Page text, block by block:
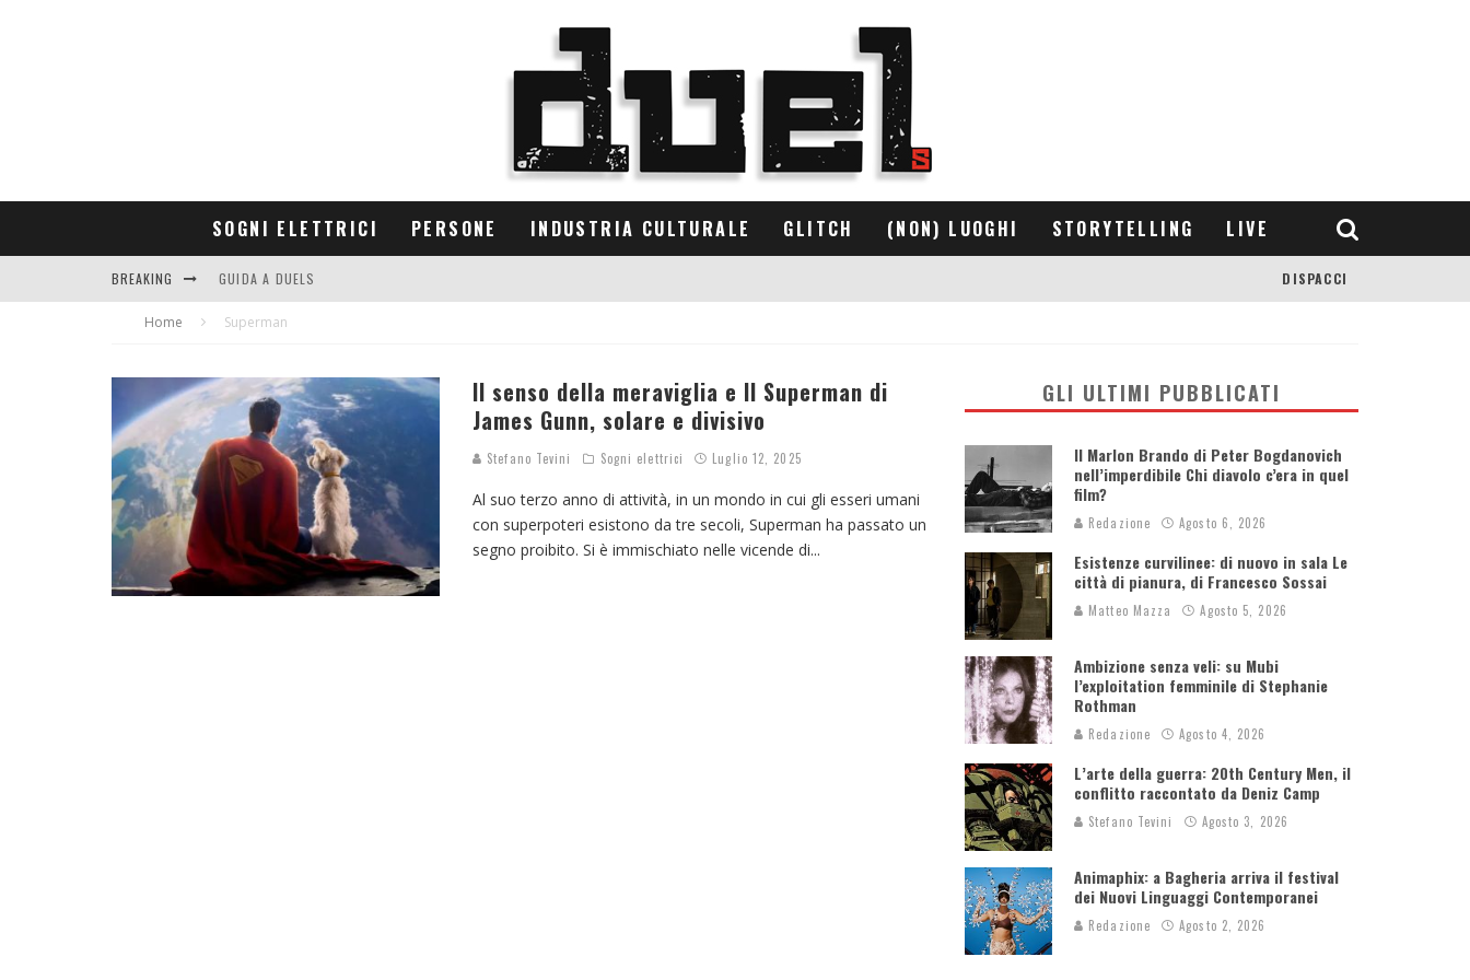
SOGNI ELETTRICI PERSONE INDUSTRIA CULTURALE GLITCH (NON) LUOGHI STORYTELLING LIVE
BREAKING GUIDA A DUELS
CONTRIBUTORS
DISPACCI
Home Superman
Il senso della meraviglia e Il Superman di
James Gunn, solare e divisivo
Stefano Tevini Sogni elettrici Luglio 12, 2025
Al suo terzo anno di attività, in un mondo in cui gli esseri umani
con superpoteri esistono da tre secoli, Superman ha passato un
segno proibito. Si è immischiato nelle vicende di...
GLI ULTIMI PUBBLICATI
Il Marlon Brando di Peter Bogdanovich
nell’imperdibile Chi diavolo c’era in quel
film?
Redazione Agosto 6, 2026
Esistenze curvilinee: di nuovo in sala Le
città di pianura, di Francesco Sossai
Matteo Mazza Agosto 5, 2026
Ambizione senza veli: su Mubi
l’exploitation femminile di Stephanie
Rothman
Redazione Agosto 4, 2026
L’arte della guerra: 20th Century Men, il
conflitto raccontato da Deniz Camp
Stefano Tevini Agosto 3, 2026
Animaphix: a Bagheria arriva il festival
dei Nuovi Linguaggi Contemporanei
Redazione Agosto 2, 2026